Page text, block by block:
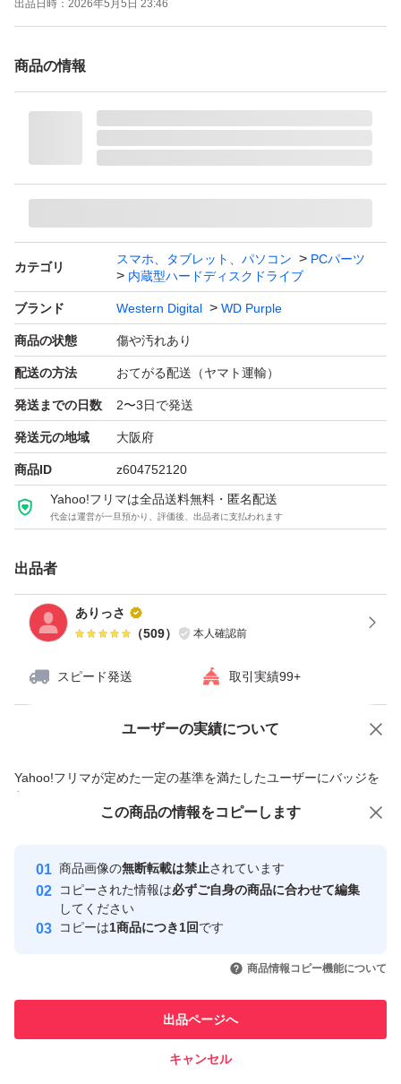
HDDフォームファクター：3.5インチ
キャッシュ（MB/MiB）：64.0 MB/MiB
出品日時： 2026年5月5日 23:46
商品の情報
カテゴリ
スマホ、タブレット、パソコン
PCパーツ
内蔵型ハードディスクドライブ
ブランド Western Digital WD Purple
商品の状態 傷や汚れあり
配送の方法 おてがる配送（ヤマト運輸）
発送までの日数 2〜3日で発送
発送元の地域 大阪府
商品ID z604752120
Yahoo!フリマは全品送料無料・匿名配送
代金は運営が一旦預かり、評価後、出品者に支払われます
出品者
ありっさ
（509） 本人確認前
スピード発送 取引実績99+
ユーザーの実績について
Yahoo!フリマが定めた一定の基準を満たしたユーザーにバッジを
付与しています
安心取引出品者
心・安全なユーザーです
取引実績
引を完了させた実績があります
での取引実績があります
価格の相談 商品への質問
この商品の情報をコピーします
商品画像の無断転載は禁止されています
コピーされた情報は必ずご自身の商品に合わせて編集
してください
コピーは1商品につき1回です
商品情報コピー機能について
出品ページへ
キャンセル
この商品をみている人にオススメ